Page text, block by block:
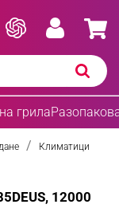
грила
Климатици
12000